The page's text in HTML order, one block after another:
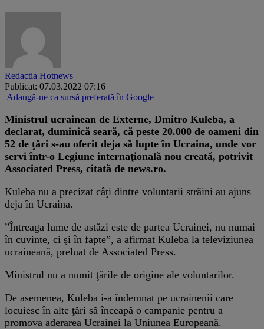
Redactia Hotnews
Publicat: 07.03.2022 07:16
Adaugă-ne ca sursă preferată în Google
Ministrul ucrainean de Externe, Dmitro Kuleba, a
declarat, duminică seară, că peste 20.000 de oameni din
52 de ţări s-au oferit deja să lupte în Ucraina, unde vor
servi într-o Legiune internaţională nou creată, potrivit
Associated Press, citată de news.ro.
Kuleba nu a precizat câţi dintre voluntarii străini au ajuns
deja în Ucraina.
”Întreaga lume de astăzi este de partea Ucrainei, nu numai
în cuvinte, ci şi în fapte”, a afirmat Kuleba la televiziunea
ucraineană, preluat de Associated Press.
Ministrul nu a numit ţările de origine ale voluntarilor.
De asemenea, Kuleba i-a îndemnat pe ucrainenii care
locuiesc în alte ţări să înceapă o campanie pentru a
promova aderarea Ucrainei la Uniunea Europeană.